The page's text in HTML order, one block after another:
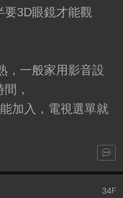
要3D眼鏡才能觀
，一般家用影音設
，
加入，電視選單就
34F